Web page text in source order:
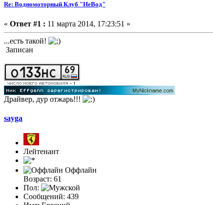
Re: Водномоторный Клуб "НеВод"
« Ответ #1 : 11 марта 2014, 17:23:51 »
...есть такой!
Записан
Драйвер, дур отжарь!!!
sayga
Лейтенант
Оффлайн
Возраст: 61
Пол:
Сообщений: 439